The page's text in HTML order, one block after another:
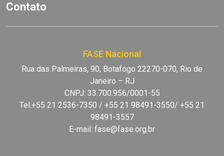
Contato
FASE Nacional
Rua das Palmeiras, 90, Botafogo 22270-070, Rio de
Janeiro – RJ
CNPJ: 33.700.956/0001-55
Tel:+55 21 2536-7350 / +55 21 98491-3550/ +55 21
98491-3557
E-mail: fase@fase.org.br